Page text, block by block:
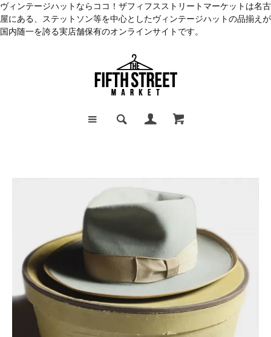
ヴィンテージハットならココ！ザフィフスストリートマーケットは名古
屋にある、ステットソン等を中心としたヴィンテージハットの品揃えが
国内随一を誇る実店舗保有のオンラインサイトです。